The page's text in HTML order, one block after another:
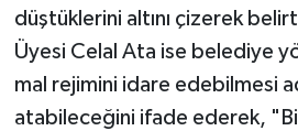
düştüklerini altını çizerek
Üyesi Celal Ata ise belediye
mal rejimini idare edebilmesi
atabileceğini ifade ederek,